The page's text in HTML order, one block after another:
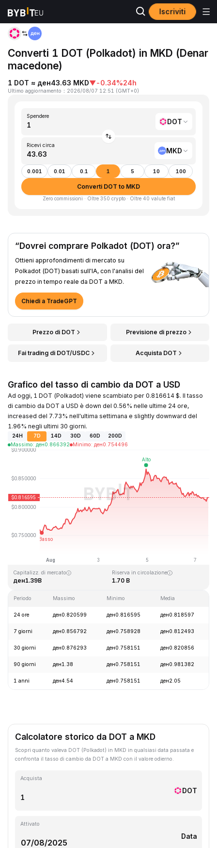
Iscriviti
Home DOT to MKD
Converti 1 DOT (Polkadot) in MKD (Denar
macedone)
1 DOT ≈ ден43.63 MKD▼-0.34%24h
Ultimo aggiornamento ： 2026/08/07 12:51 (GMT+0)
Spendere
DOT
Ricevi circa
MKD
0.001 0.01 0.1 1 5 10 100
Converti DOT to MKD
Zero commissioni · Oltre 350 crypto · Oltre 40 valute fiat
“Dovrei comprare Polkadot (DOT) ora?”
Ottieni approfondimenti di mercato su
Polkadot (DOT) basati sull'IA, con l'analisi del
prezzo in tempo reale da DOT a MKD.
Chiedi a TradeGPT
Prezzo di DOT Previsione di prezzo
Fai trading di DOT/USDC Acquista DOT
Grafico del tasso di cambio da DOT a USD
Ad oggi, 1 DOT (Polkadot) viene scambiato per 0.816614 $. Il tasso
di cambio da DOT a USD è down del 0.56% nelle ultime 24 ore,
increased del 7.73% nell'ultima settimana e slightly downward del
1.96% negli ultimi 30 giorni.
24H 7D 14D 30D 60D
200D
Massimo: ден0.866392 Minimo: ден0.754496
Ultimo aggiornamento: 2026-08-07, 12:51 GMT+0
ден0.746764
Capitalizz. di mercato
ден1.39B
Riserva in circolazione
1.70 B
Periodo Massimo Minimo Media
24 ore ден0.820599 ден0.816595 ден0.818597
7 giorni ден0.856792 ден0.758928 ден0.812493
30 giorni ден0.876293 ден0.758151 ден0.820856
90 giorni ден1.38 ден0.758151 ден0.981382
1 anni ден4.54 ден0.758151 ден2.05
Calcolatore storico da DOT a MKD
Scopri quanto valeva DOT (Polkadot) in MKD in qualsiasi data passata e
confronta il tasso di cambio da DOT a MKD con il valore odierno.
Acquista
DOT
Attivato
Data